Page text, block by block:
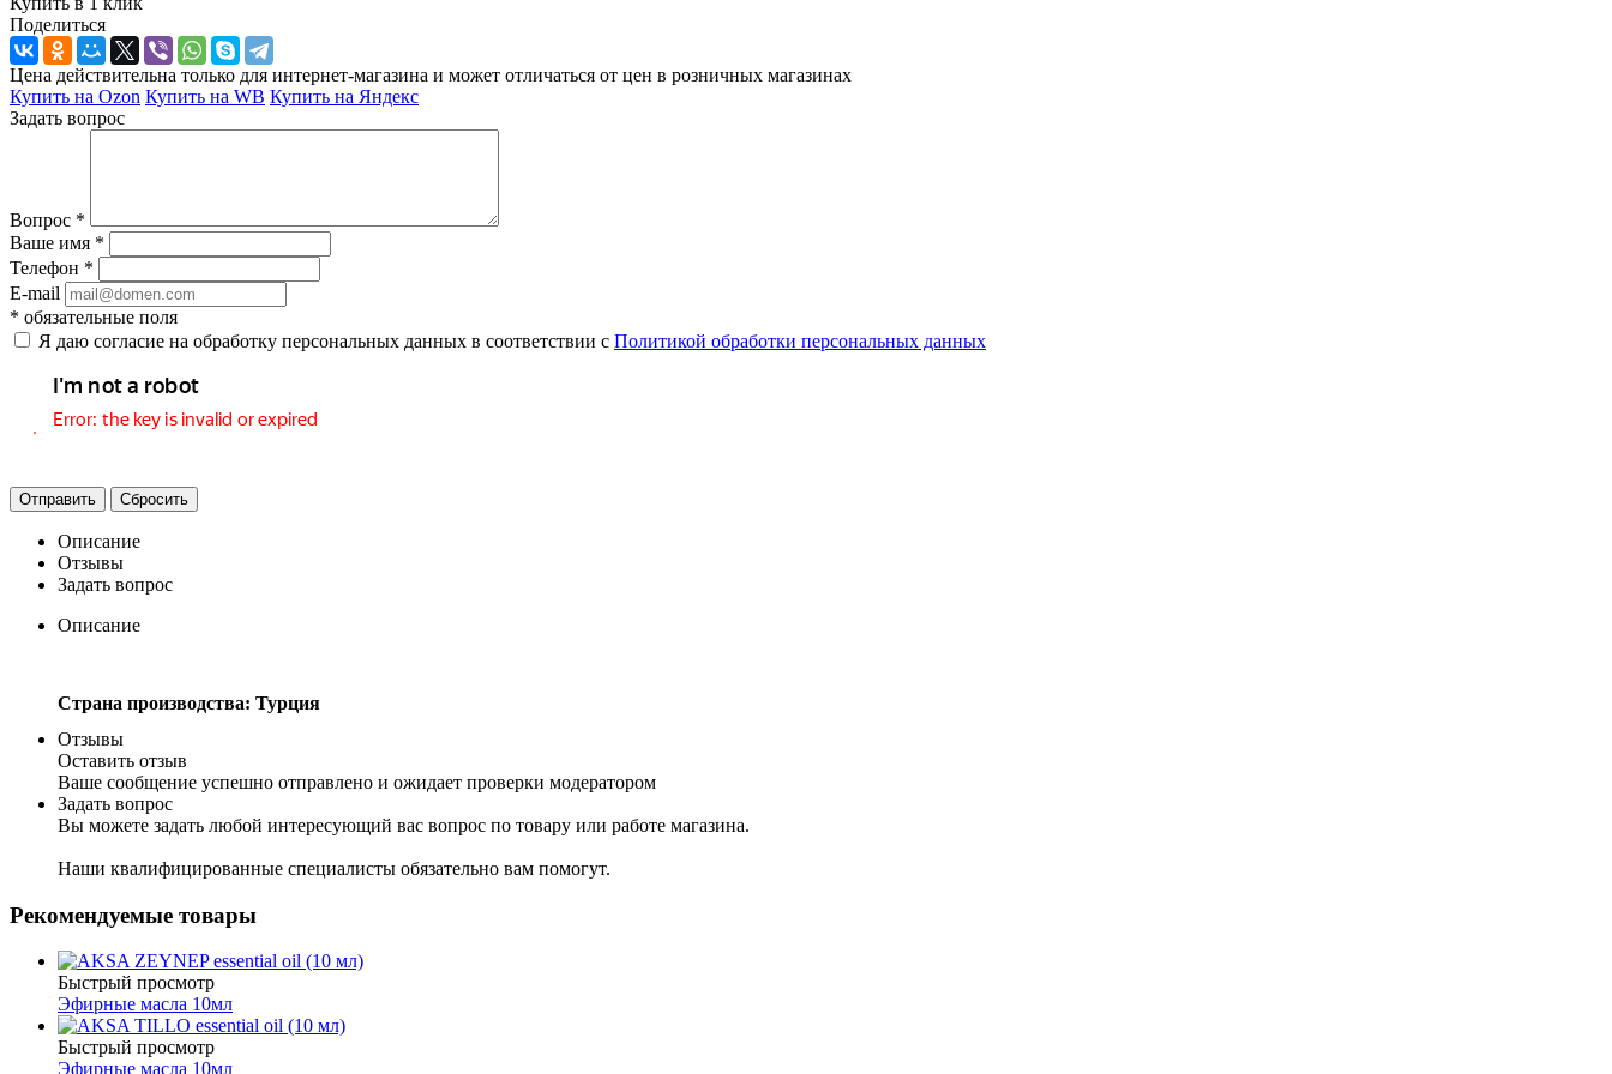
Поделиться
Цена действительна только для интернет-магазина и может отличаться от цен в розничных магазинах
Купить на Ozon Купить на WB Купить на Яндекс
Задать вопрос
Вопрос *
Ваше имя *
Телефон *
E-mail
* обязательные поля
Я даю согласие на обработку персональных данных в соответствии с Политикой обработки персональных данных
Отправить Сбросить
Описание
Отзывы
Задать вопрос
Описание
Страна производства: Турция
Отзывы
Оставить отзыв
Ваше сообщение успешно отправлено и ожидает проверки модератором
Задать вопрос
Вы можете задать любой интересующий вас вопрос по товару или работе магазина.
Наши квалифицированные специалисты обязательно вам помогут.
Рекомендуемые товары
Быстрый просмотр
Эфирные масла 10мл
Быстрый просмотр
Эфирные масла 10мл